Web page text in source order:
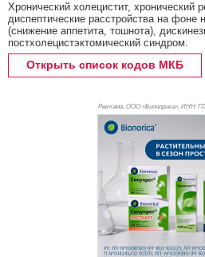
Хронический холецистит, хронический
диспептические расстройства на фоне
(снижение аппетита, тошнота),
постхолецистэктомический синдром.
Открыть список кодов МКБ
Реклама. ООО «Бионорика», ИНН